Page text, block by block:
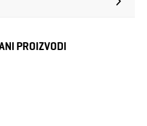
PROIZVODI